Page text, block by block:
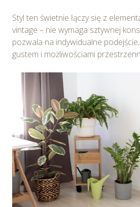
Styl ten świetnie łączy się z
vintage – nie wymaga sztywnej
pozwala na indywidualne
gustem i możliwościami